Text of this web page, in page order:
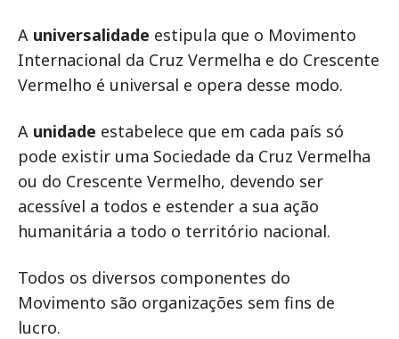
A universalidade estipula que o Movimento
Internacional da Cruz Vermelha e do Crescente
Vermelho é universal e opera desse modo.
A unidade estabelece que em cada país só
pode existir uma Sociedade da Cruz Vermelha
ou do Crescente Vermelho, devendo ser
acessível a todos e estender a sua ação
humanitária a todo o território nacional.
Todos os diversos componentes do
Movimento são organizações sem fins de
lucro.